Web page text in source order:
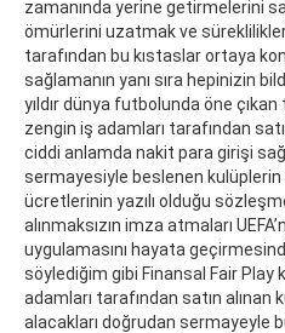
zamanında yerine getirmelerini
ömürlerini uzatmak ve
tarafından bu kıstaslar ortaya
sağlamanın yanı sıra hepinizin
yıldır dünya futbolunda öne çıkan
zengin iş adamları tarafından
ciddi anlamda nakit para girişi
sermayesiyle beslenen
ücretlerinin yazılı olduğu
alınmaksızın imza atmaları
uygulamasını hayata
söylediğim gibi Finansal Fair Play
adamları tarafından satın alınan
alacakları doğrudan sermayeyle